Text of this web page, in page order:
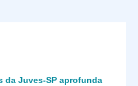
da Juves-SP aprofunda